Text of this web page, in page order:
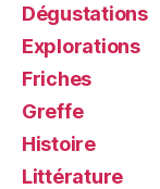
Dégustations
Explorations
Friches
Greffe
Histoire
Littérature